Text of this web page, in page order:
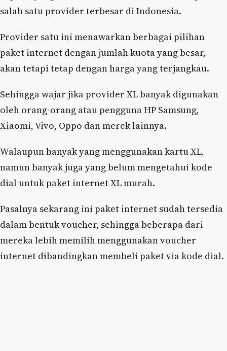
salah satu provider terbesar di Indonesia.
Provider satu ini menawarkan berbagai pilihan
paket internet dengan jumlah kuota yang besar,
akan tetapi tetap dengan harga yang terjangkau.
Sehingga wajar jika provider XL banyak digunakan
oleh orang-orang atau pengguna HP Samsung,
Xiaomi, Vivo, Oppo dan merek lainnya.
Walaupun banyak yang menggunakan kartu XL,
namun banyak juga yang belum mengetahui kode
dial untuk paket internet XL murah.
Pasalnya sekarang ini paket internet sudah tersedia
dalam bentuk voucher, sehingga beberapa dari
mereka lebih memilih menggunakan voucher
internet dibandingkan membeli paket via kode dial.